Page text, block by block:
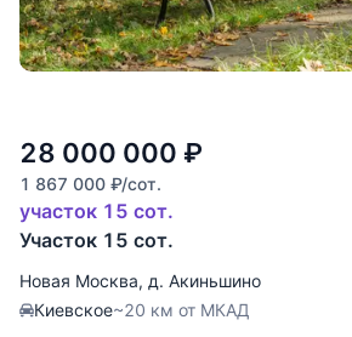
28 000 000 ₽
1 867 000 ₽/сот.
участок 15 сот.
Участок 15 сот.
Новая Москва, д. Акиньшино
Киевское~20 км от МКАД